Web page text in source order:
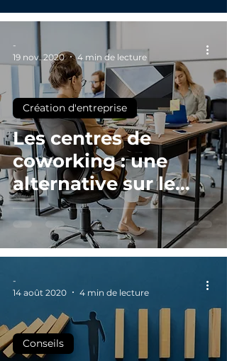
Les centres de
coworking : une
alternative sur le
long terme ?
Création d'entreprise
-
19 nov. 2020
4 min de lecture
Conseils
-
14 août 2020
4 min de lecture